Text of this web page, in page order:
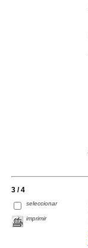
3 / 4
seleccionar
imprimir